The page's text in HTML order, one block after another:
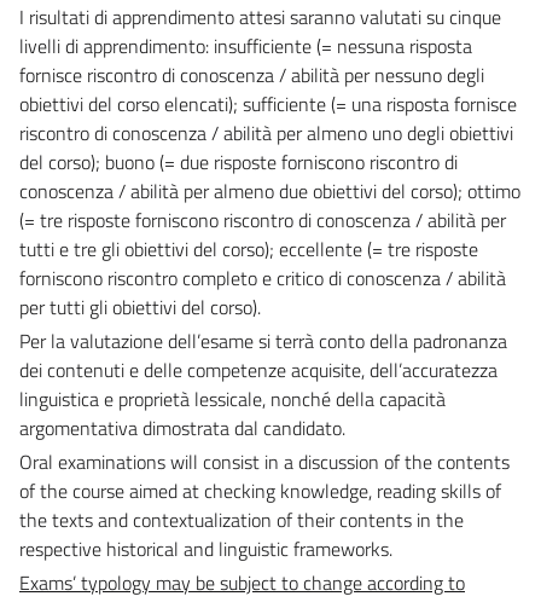
I risultati di apprendimento attesi saranno valutati su cinque
livelli di apprendimento: insufficiente (= nessuna risposta
fornisce riscontro di conoscenza / abilità per nessuno degli
obiettivi del corso elencati); sufficiente (= una risposta fornisce
riscontro di conoscenza / abilità per almeno uno degli obiettivi
del corso); buono (= due risposte forniscono riscontro di
conoscenza / abilità per almeno due obiettivi del corso); ottimo
(= tre risposte forniscono riscontro di conoscenza / abilità per
tutti e tre gli obiettivi del corso); eccellente (= tre risposte
forniscono riscontro completo e critico di conoscenza / abilità
per tutti gli obiettivi del corso).
Per la valutazione dell’esame si terrà conto della padronanza
dei contenuti e delle competenze acquisite, dell’accuratezza
linguistica e proprietà lessicale, nonché della capacità
argomentativa dimostrata dal candidato.
Oral examinations will consist in a discussion of the contents
of the course aimed at checking knowledge, reading skills of
the texts and contextualization of their contents in the
respective historical and linguistic frameworks.
Exams’ typology may be subject to change according to